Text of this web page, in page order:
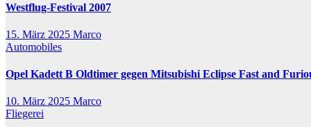
Westflug-Festival 2007
15. März 2025 Marco
Automobiles
Opel Kadett B Oldtimer gegen Mitsubishi Eclipse Fast and
10. März 2025 Marco
Fliegerei